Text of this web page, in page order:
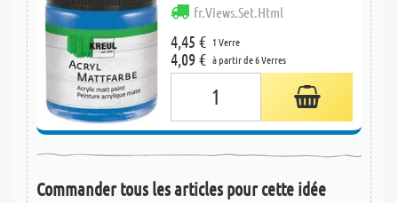
fr.Views.Set.Html
4,45 € 1 Verre
4,09 € à partir de 6 Verres
Commander tous les articles pour cette idée